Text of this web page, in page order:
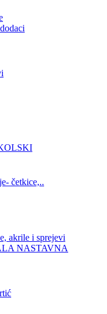
četkice,..
akrile i sprejevi
NASTAVNA